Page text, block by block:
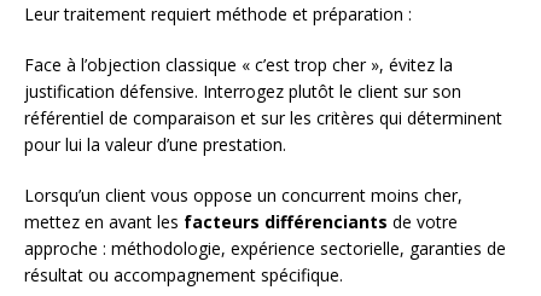
Leur traitement requiert méthode et préparation :
Face à l’objection classique « c’est trop cher », évitez la
justification défensive. Interrogez plutôt le client sur son
référentiel de comparaison et sur les critères qui déterminent
pour lui la valeur d’une prestation.
Lorsqu’un client vous oppose un concurrent moins cher,
mettez en avant les facteurs différenciants de votre
approche : méthodologie, expérience sectorielle, garanties de
résultat ou accompagnement spécifique.